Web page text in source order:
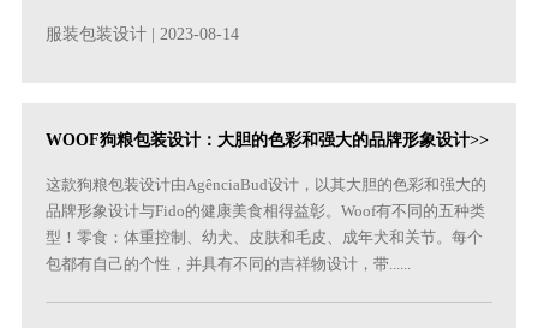
服装包装设计 | 2023-08-14
WOOF狗粮包装设计：大胆的色彩和强大的品牌形象设计>>
这款狗粮包装设计由AgênciaBud设计，以其大胆的色彩和强大的
品牌形象设计与Fido的健康美食相得益彰。Woof有不同的五种类
型！零食：体重控制、幼犬、皮肤和毛皮、成年犬和关节。每个
包都有自己的个性，并具有不同的吉祥物设计，带......